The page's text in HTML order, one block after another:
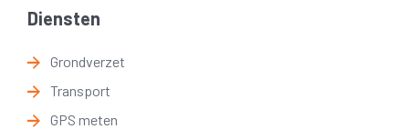
Diensten
Grondverzet
Transport
GPS meten